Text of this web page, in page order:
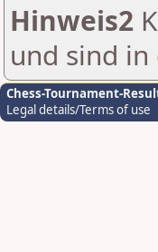
Hinweis2
und sind
Chess-Tournament-
Legal details/Terms of use